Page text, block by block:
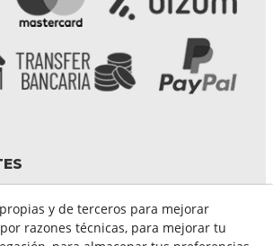
y de terceros para mejorar
razones técnicas, para mejorar tu